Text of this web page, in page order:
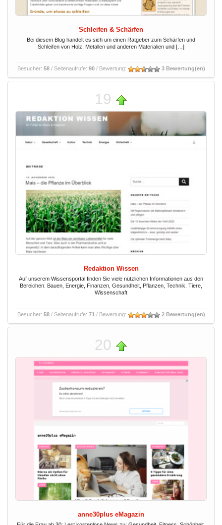
Schleifen & Schärfen
Bei diesem Blog handelt es sich um einen Ratgeber zum Schärfen und
Schleifen von Holz, Metallen und anderen Materialien und […]
Besucher: 58/ Seitenaufrufe: 90/ Bewertung: 3 Bewertung(en)
19
Redaktion Wissen
Auf unserem Wissensportal finden Sie viele nützlichen Informationen aus den
Bereichen: Bauen, Energie, Finanzen, Gesundheit, Pflanzen, Technik, Tiere,
Wissenschaft
Besucher: 58/ Seitenaufrufe: 71 / Bewertung: 2 Bewertung(en)
20
anne30plus eMagazin